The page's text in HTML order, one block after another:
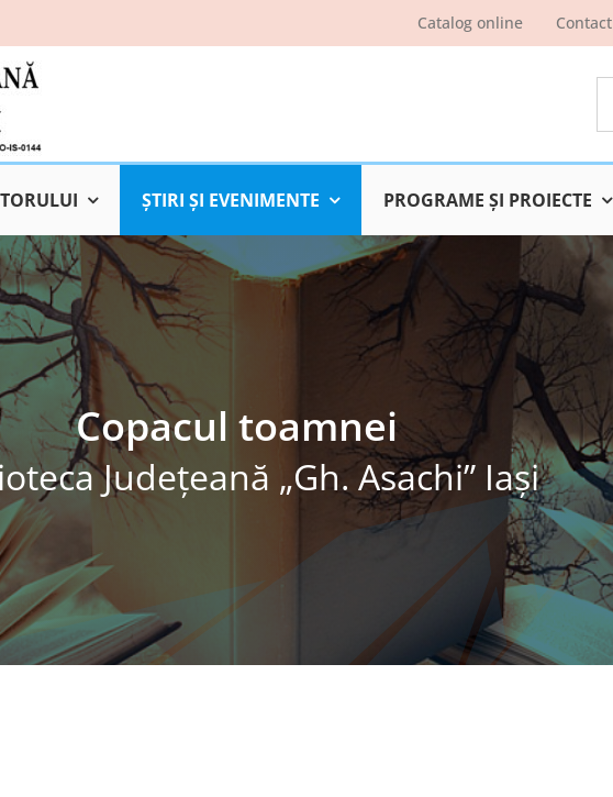
Catalog online Contact
ŞTIRI ŞI EVENIMENTE PROGRAME ŞI PROIECTE
Copacul toamnei
Judeţeană „Gh. Asachi” Iaşi